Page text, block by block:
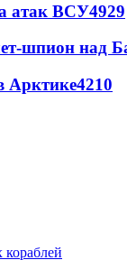
атак ВСУ4929
шпион над
Арктике4210